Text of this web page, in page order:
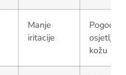
Manje
iritacije
osjetljivu
kožu